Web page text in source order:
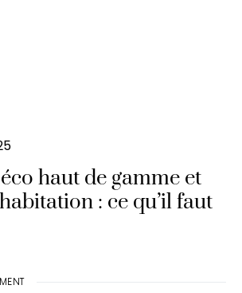
haut de gamme et
: ce qu’il faut